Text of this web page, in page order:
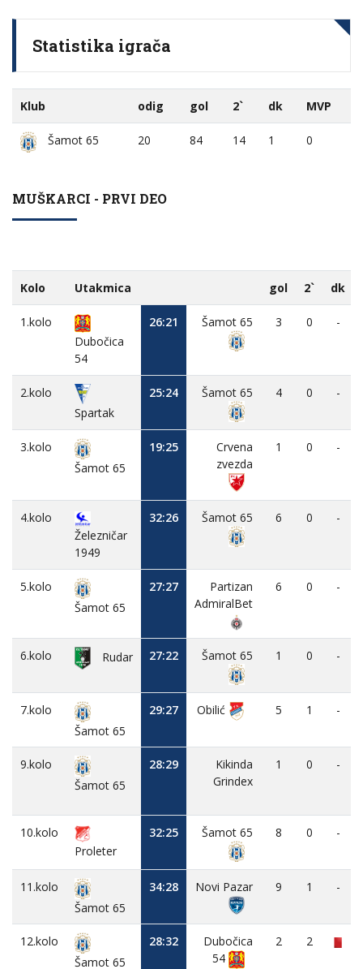
Statistika igrača
Klub odig gol 2` dk MVP
Šamot 65 20 84 14 1 0
MUŠKARCI - PRVI DEO
Kolo Utakmica gol 2` dk
1.kolo
Dubočica
54
26:21 Šamot 65 3 0 -
2.kolo
Spartak
25:24 Šamot 65 4 0 -
3.kolo
Šamot 65
19:25
Crvena
zvezda
1 0 -
4.kolo
Železničar
1949
32:26 Šamot 65 6 0 -
5.kolo
Šamot 65
27:27
Partizan
AdmiralBet
6 0 -
6.kolo Rudar 27:22 Šamot 65 1 0 -
7.kolo
Šamot 65
29:27 Obilić 5 1 -
9.kolo
Šamot 65
28:29
Kikinda
Grindex
1 0 -
10.kolo
Proleter
32:25 Šamot 65 8 0 -
11.kolo
Šamot 65
34:28 Novi Pazar 9 1 -
12.kolo
Šamot 65
28:32
Dubočica
54
2 2